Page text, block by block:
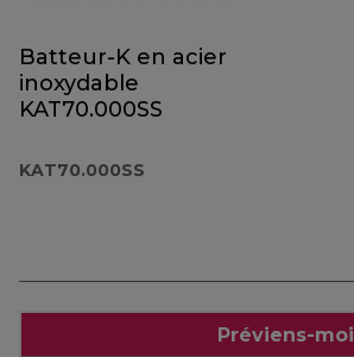
Batteur-K en acier
inoxydable
KAT70.000SS
KAT70.000SS
Préviens-moi